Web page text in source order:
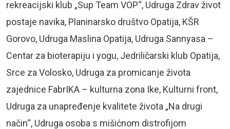
rekreacijski klub „Sup Team VOP“, Udruga Zdrav život
postaje navika, Planinarsko društvo Opatija, KŠR
Gorovo, Udruga Maslina Opatija, Udruga Sannyasa –
Centar za bioterapiju i yogu, Jedriličarski klub Opatija,
Srce za Volosko, Udruga za promicanje života
zajednice FabrIKA – kulturna zona Ike, Kulturni front,
Udruga za unapređenje kvalitete života „Na drugi
način“, Udruga osoba s mišićnom distrofijom